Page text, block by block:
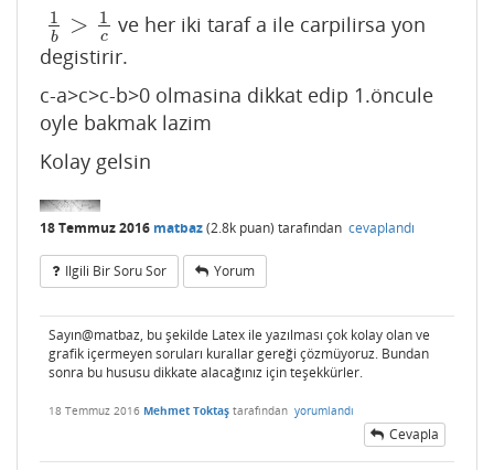
1
b > 1
c
1b >1 c
ve her iki taraf a ile carpilirsa yon
degistirir.
c-a>c>c-b>0 olmasina dikkat edip 1.öncule
oyle bakmak lazim
Kolay gelsin
18 Temmuz 2016 matbaz(2.8k puan) tarafından cevaplandı
Ilgili Bir Soru Sor Yorum
Sayın@matbaz, bu şekilde Latex ile yazılması çok kolay olan ve
grafik içermeyen soruları kurallar gereği çözmüyoruz. Bundan
sonra bu hususu dikkate alacağınız için teşekkürler.
18 Temmuz 2016 Mehmet Toktaş tarafından yorumlandı
Cevapla